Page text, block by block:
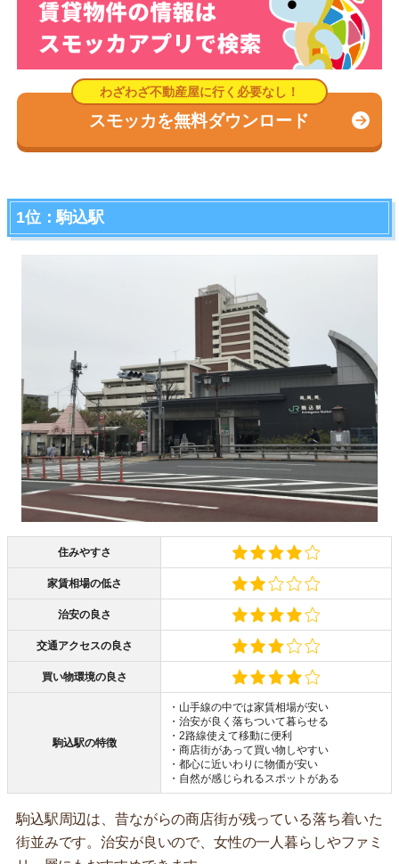
スモッカを無料ダウンロード
1位：駒込駅
住みやすさ
家賃相場の低さ
治安の良さ
交通アクセスの良さ
買い物環境の良さ
駒込駅の特徴
・山手線の中では家賃相場が安い
・治安が良く落ちついて暮らせる
・2路線使えて移動に便利
・商店街があって買い物しやすい
・都心に近いわりに物価が安い
・自然が感じられるスポットがある
駒込駅周辺は、昔ながらの商店街が残っている落ち着いた
街並みです。治安が良いので、女性の一人暮らしやファミ